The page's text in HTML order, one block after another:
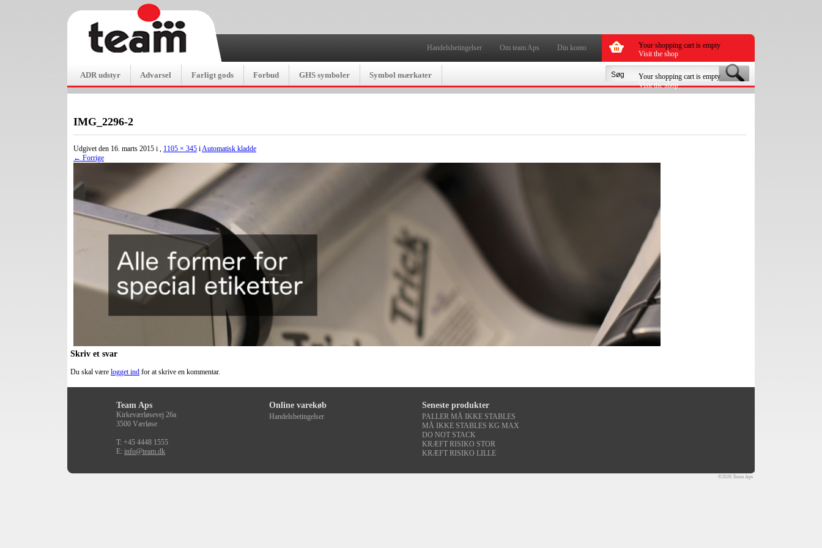
Handelsbetingelser Om team Aps Din konto
Your shopping cart is empty
Visit the shop
Your shopping cart is empty
Visit the shop
ADR udstyr Advarsel Farligt gods Forbud GHS symboler Symbol mærkater
IMG_2296-2
Udgivet den 16. marts 2015 i , 1105 × 345 iAutomatisk kladde
← Forrige
Skriv et svar
Du skal være logget ind for at skrive en kommentar.
Team Aps
Kirkeværløsevej 26a
3500 Værløse
T: +45 4448 1555
E: info@team.dk
Online varekøb
Handelsbetingelser
Seneste produkter
PALLER MÅ IKKE STABLES
MÅ IKKE STABLES KG MAX
DO NOT STACK
KRÆFT RISIKO STOR
KRÆFT RISIKO LILLE
©2026 Team Aps